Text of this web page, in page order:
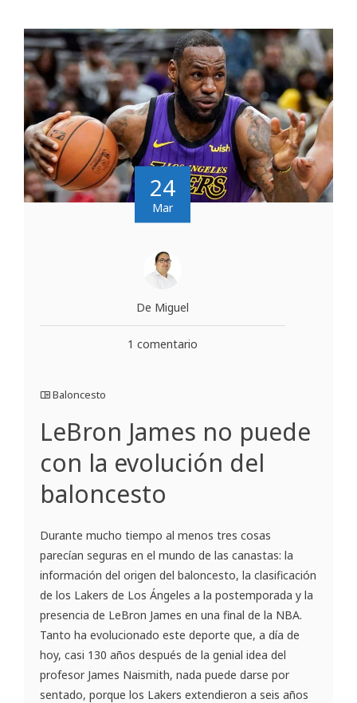
24
Mar
De Miguel
1 comentario
Baloncesto
LeBron James no puede
con la evolución del
baloncesto
Durante mucho tiempo al menos tres cosas
parecían seguras en el mundo de las canastas: la
información del origen del baloncesto, la clasificación
de los Lakers de Los Ángeles a la postemporada y la
presencia de LeBron James en una final de la NBA.
Tanto ha evolucionado este deporte que, a día de
hoy, casi 130 años después de la genial idea del
profesor James Naismith, nada puede darse por
sentado, porque los Lakers extendieron a seis años